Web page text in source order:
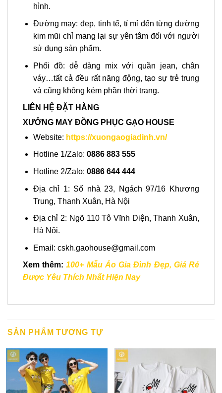
hình.
Đường may: đẹp, tinh tế, tỉ mỉ đến từng đường
kim mũi chỉ mang lại sự yên tâm đối với người
sử dụng sản phẩm.
Phối đồ: dễ dàng mix với quần jean, chân
váy…tất cả đều rất năng động, tạo sự trẻ trung
và cũng không kém phần thời trang.
LIÊN HỆ ĐẶT HÀNG
XƯỞNG MAY ĐỒNG PHỤC GẠO HOUSE
Website: https://xuongaogiadinh.vn/
Hotline 1/Zalo: 0886 883 555
Hotline 2/Zalo: 0886 644 444
Địa chỉ 1: Số nhà 23, Ngách 97/16 Khương
Trung, Thanh Xuân, Hà Nội
Địa chỉ 2: Ngõ 110 Tô Vĩnh Diện, Thanh Xuân,
Hà Nội.
Email: cskh.gaohouse@gmail.com
Xem thêm:100+ Mẫu Áo Gia Đình Đẹp, Giá Rẻ
Được Yêu Thích Nhất Hiện Nay
SẢN PHẨM TƯƠNG TỰ